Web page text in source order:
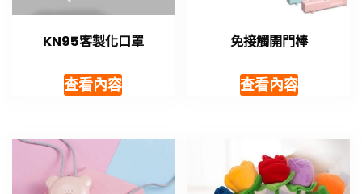
KN95客製化口罩
查看內容
免接觸開門棒
查看內容